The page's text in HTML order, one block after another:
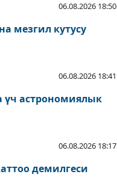
06.08.2026 18:50
мезгил кутусу
06.08.2026 18:41
үч астрономиялык
06.08.2026 18:17
демилгеси